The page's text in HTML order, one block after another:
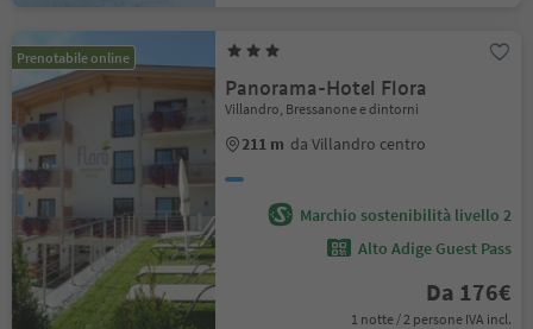
Prenotabile online
Panorama-Hotel Flora
Villandro, Bressanone e dintorni
211 m da Villandro centro
Marchio sostenibilità livello 2
Alto Adige Guest Pass
Da 176€
1 notte / 2 persone IVA incl.